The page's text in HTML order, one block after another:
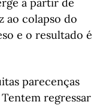
ao colapso do
e o resultado é
parecenças
regressar